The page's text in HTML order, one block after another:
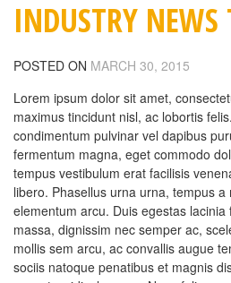
INDUSTRY
POSTED ON MARCH 30, 2015
Lorem ipsum dolor sit amet,
maximus tincidunt nisl, ac lobortis
condimentum pulvinar vel dapibus
fermentum magna, eget commodo
tempus vestibulum erat facilisis
libero. Phasellus urna urna, tempus
elementum arcu. Duis egestas
massa, dignissim nec semper ac,
mollis sem arcu, ac convallis augue
sociis natoque penatibus et magnis